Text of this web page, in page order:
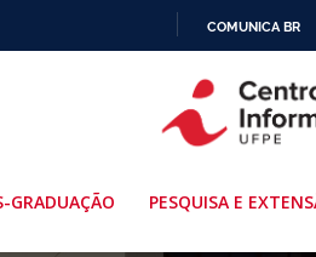
PARA
O
COMUNICA BR
GRADUAÇÃO PESQUISA E